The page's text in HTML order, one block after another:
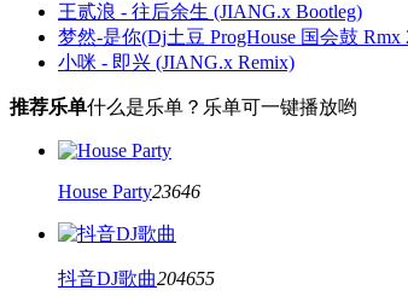
王贰浪 - 往后余生 (JIANG.x Bootleg)
梦然-是你(Dj土豆 ProgHouse 国会鼓 Rmx
小咪 - 即兴 (JIANG.x Remix)
推荐乐单什么是乐单？乐单可一键播放哟
House Party23646
抖音DJ歌曲204655